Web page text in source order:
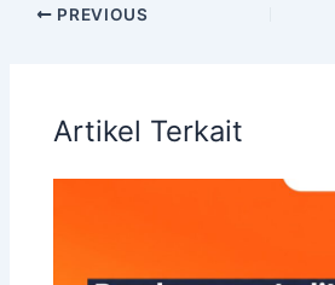
PREVIOUS
Artikel Terkait